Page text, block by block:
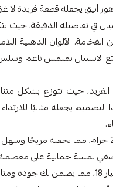
أنيق يجعله قطعة فريدة
في تفاصيله الدقيقة، حيث
الألوان الذهبية
الانسيال بملمس ناعم
الفريد، حيث تتوزع بشكل
يجعله مثاليًا
لمسة جمالية على